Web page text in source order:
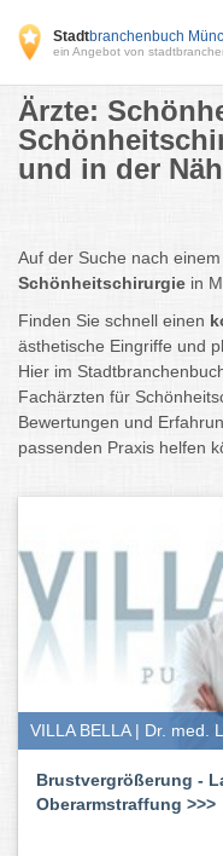
Stadtbranchenbuch
ein Angebot von
Ärzte:
und in der
Auf der Suche nach einem
Schönheitschirurgie in
Finden Sie schnell einen
ästhetische Eingriffe und
Hier im
Fachärzten für
Bewertungen und
passenden Praxis helfen
VILLA BELLA | Dr. med.
Brustvergrößerung -
Oberarmstraffung >>>